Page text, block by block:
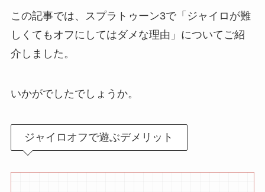
この記事では、スプラトゥーン3で「ジャイロが難
しくてもオフにしてはダメな理由」についてご紹
介しました。
いかがでしたでしょうか。
ジャイロオフで遊ぶデメリット